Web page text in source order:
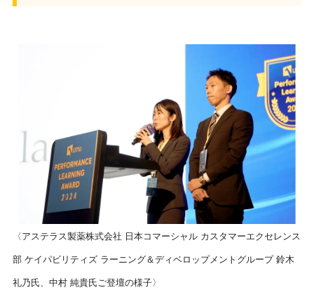
〈アステラス製薬株式会社 日本コマーシャル カスタマーエクセレンス
部 ケイパビリティズ ラーニング＆ディベロップメントグループ 鈴木
礼乃氏、中村 純貴氏ご登壇の様子〉